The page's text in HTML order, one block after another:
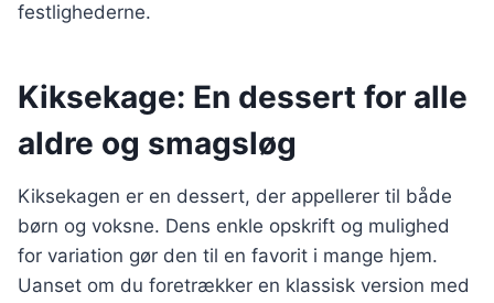
festlighederne.
Kiksekage: En dessert for alle
aldre og smagsløg
Kiksekagen er en dessert, der appellerer til både
børn og voksne. Dens enkle opskrift og mulighed
for variation gør den til en favorit i mange hjem.
Uanset om du foretrækker en klassisk version med